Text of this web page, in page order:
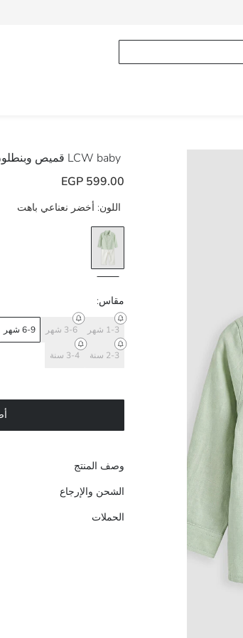
LCW baby قميص
599.00 EGP
اللون: أخضر نعناعي باهت
مقاس:
1-3 شهر 3-6 شهر 6-9 شهر
2-3 سنة 3-4 سنة
وصف المنتج
الشحن والإرجاع
الحملات